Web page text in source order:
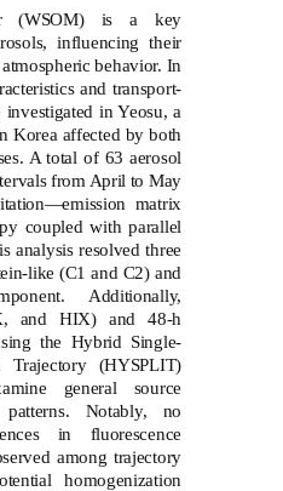
(WSOM) is a key
influencing their
behavior. In
and transport-
in Yeosu, a
Korea affected by both
A total of 63 aerosol
from April to May
matrix
coupled with parallel
analysis resolved three
like (C1 and C2) and
Additionally,
and HIX) and 48-h
the Hybrid Single-
Trajectory (HYSPLIT)
general source
patterns. Notably, no
in fluorescence
among trajectory
homogenization